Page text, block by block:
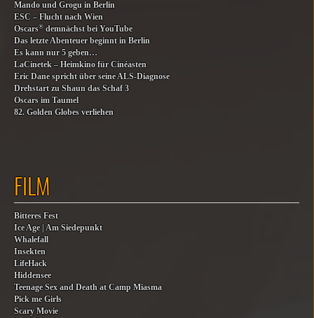
Mando und Grogu in Berlin
ESC – Flucht nach Wien
Oscars® demnächst bei YouTube
Das letzte Abenteuer beginnt in Berlin
Es kann nur 5 geben…
LaCinetek – Heimkino für Cinéasten
Eric Dane spricht über seine ALS-Diagnose
Drehstart zu Shaun das Schaf 3
Oscars im Taumel
82. Golden Globes verliehen
FILM
Bitteres Fest
Ice Age | Am Siedepunkt
Whalefall
Insekten
LifeHack
Hiddensee
Teenage Sex and Death at Camp Miasma
Pick me Girls
Scary Movie